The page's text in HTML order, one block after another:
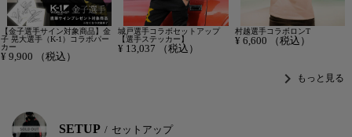
【金子選手サイン対象商品】金
子 晃大選手（K-1）コラボパー
カー
¥ 9,900 （税込）
城戸選手コラボセットアップ
【選手ステッカー】
¥ 13,037 （税込）
村越選手コラボロンT
¥ 6,600 （税込）
chevron_right もっと見る
SETUP セットアップ